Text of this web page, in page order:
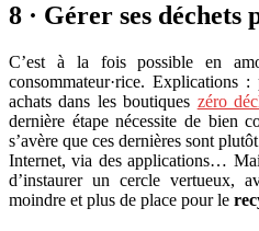
8 · Gérer ses déchets
C’est à la fois possible en
consommateur·rice. Explications
achats dans les boutiques zéro
dernière étape nécessite de bien
s’avère que ces dernières sont
Internet, via des applications…
d’instaurer un cercle vertueux,
moindre et plus de place pour le